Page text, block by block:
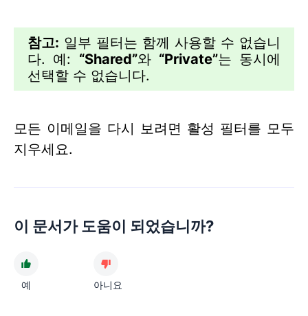
참고: 일부 필터는 함께 사용할 수 없습니
다. 예: “Shared”와 “Private”는 동시에
선택할 수 없습니다.
모든 이메일을 다시 보려면 활성 필터를 모두
지우세요.
이 문서가 도움이 되었습니까?
예 아니요